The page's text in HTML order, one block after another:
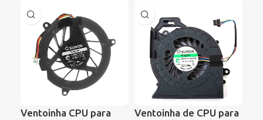
Ventoinha CPU para
Ventoinha de CPU para